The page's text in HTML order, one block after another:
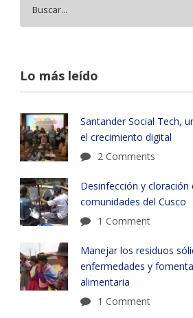
Lo más leído
Santander Social Tech,
el crecimiento digital
2 Comments
Desinfección y cloración
comunidades del Cusco
1 Comment
Manejar los residuos
enfermedades y
alimentaria
1 Comment